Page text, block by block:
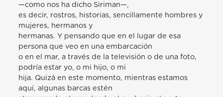
—como nos ha dicho Siriman—,
es decir, rostros, historias, sencillamente hombres y
mujeres, hermanos y
hermanas. Y pensando que en el lugar de esa
persona que veo en una embarcación
o en el mar, a través de la televisión o de una foto,
podría estar yo, o mi hijo, o mi
hija. Quizá en este momento, mientras estamos
aquí, algunas barcas estén